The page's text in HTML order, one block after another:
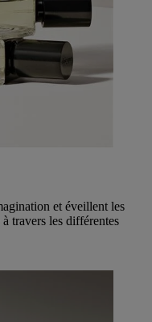
et éveillent les
travers les différentes